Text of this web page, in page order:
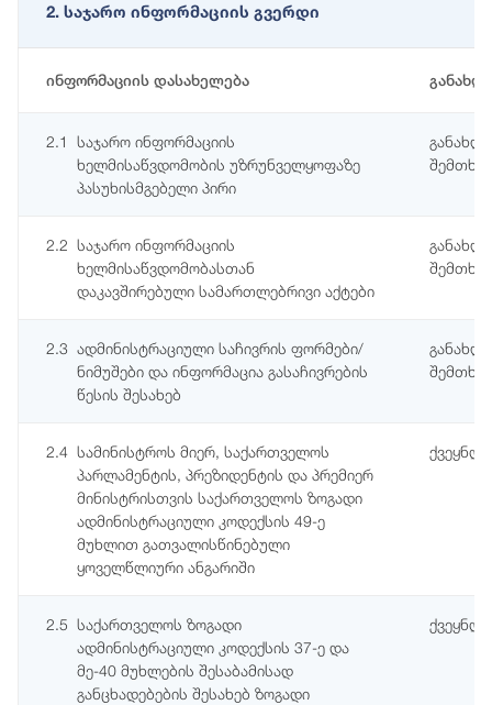
2. საჯარო ინფორმაციის გვერდი
ინფორმაციის დასახელება
2.1
საჯარო ინფორმაციის
ხელმისაწვდომობის უზრუნველყოფაზე
პასუხისმგებელი პირი
2.2 საჯარო ინფორმაციის
ხელმისაწვდომობასთან
დაკავშირებული სამართლებრივი აქტები
2.3 ადმინისტრაციული საჩივრის ფორმები/
ნიმუშები და ინფორმაცია გასაჩივრების
წესის შესახებ
2.4 სამინისტროს მიერ, საქართველოს
პარლამენტის, პრეზიდენტის და პრემიერ
მინისტრისთვის საქართველოს ზოგადი
ადმინისტრაციული კოდექსის 49-ე
მუხლით გათვალისწინებული
ყოველწლიური ანგარიში
2.5 საქართველოს ზოგადი
ადმინისტრაციული კოდექსის 37-ე და
მე-40 მუხლების შესაბამისად
განცხადებების შესახებ ზოგადი